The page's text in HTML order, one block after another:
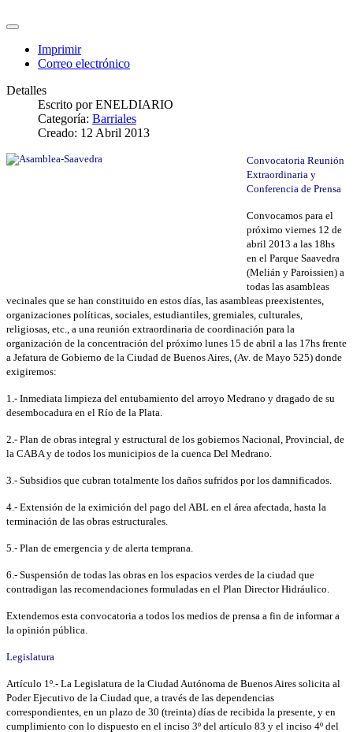
Imprimir
Correo electrónico
Detalles
Escrito porENELDIARIO
Categoría: Barriales
Creado: 12 Abril 2013
Convocatoria Reunión
Extraordinaria y
Conferencia de Prensa
Convocamos para el
próximo viernes 12 de
abril 2013 a las 18hs
en el Parque Saavedra
(Melián y Paroissien) a
todas las asambleas
vecinales que se han constituido en estos días, las asambleas preexistentes,
organizaciones políticas, sociales, estudiantiles, gremiales, culturales,
religiosas, etc., a una reunión extraordinaria de coordinación para la
organización de la concentración del próximo lunes 15 de abril a las 17hs frente
a Jefatura de Gobierno de la Ciudad de Buenos Aires, (Av. de Mayo 525) donde
exigiremos:
1.- Inmediata limpieza del entubamiento del arroyo Medrano y dragado de su
desembocadura en el Río de la Plata.
2.- Plan de obras integral y estructural de los gobiernos Nacional, Provincial, de
la CABA y de todos los municipios de la cuenca Del Medrano.
3.- Subsidios que cubran totalmente los daños sufridos por los damnificados.
4.- Extensión de la eximición del pago del ABL en el área afectada, hasta la
terminación de las obras estructurales.
5.- Plan de emergencia y de alerta temprana.
6.- Suspensión de todas las obras en los espacios verdes de la ciudad que
contradigan las recomendaciones formuladas en el Plan Director Hidráulico.
Extendemos esta convocatoria a todos los medios de prensa a fin de informar a
la opinión pública.
Legislatura
Artículo 1º.- La Legislatura de la Ciudad Autónoma de Buenos Aires solicita al
Poder Ejecutivo de la Ciudad que, a través de las dependencias
correspondientes, en un plazo de 30 (treinta) días de recibida la presente, y en
cumplimiento con lo dispuesto en el inciso 3º del artículo 83 y el inciso 4º del